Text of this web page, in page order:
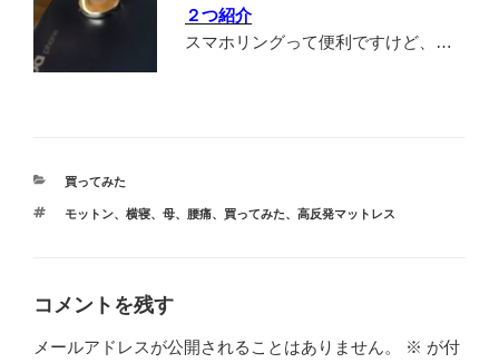
２つ紹介
スマホリングって便利ですけど、…
カ
ゴ
買ってみた
タ
モットン、 横寝、 母、 腰痛、 買ってみた、 高反発マットレス
コメントを残す
メールアドレスが公開されることはありません。 ※ が付